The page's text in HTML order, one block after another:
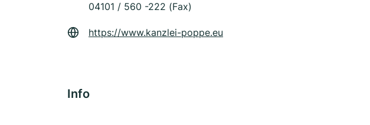
04101 / 560 -222 (Fax)
https://www.kanzlei-poppe.eu
Info